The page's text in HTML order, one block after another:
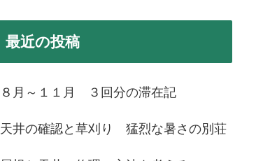
最近の投稿
８月～１１月 ３回分の滞在記
天井の確認と草刈り 猛烈な暑さの別荘